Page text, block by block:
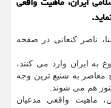
ناصر کنعانی در صفحه
به ایران وارد می کنند،
معاصر به شنیع ترین وجه
هم می شوند.
ماهیت واقعی مدعیان